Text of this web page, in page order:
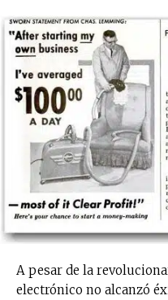
A pesar de la
electrónico no alcanzó